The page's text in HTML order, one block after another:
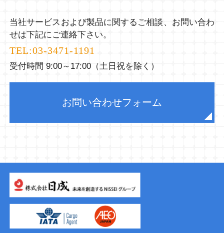
当社サービスおよび製品に関するご相談、お問い合わ
せは下記にご連絡下さい。
TEL:03-3471-1191
受付時間 9:00～17:00（土日祝を除く）
お問い合わせフォーム